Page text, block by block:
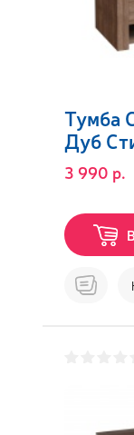
Тумба
Дуб
3 990 р.